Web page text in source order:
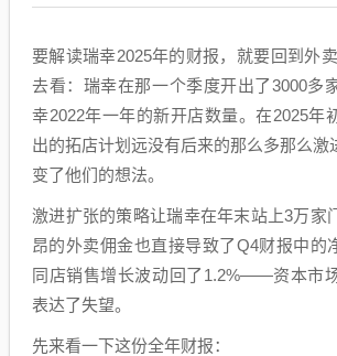
要解读瑞幸2025年的财报，就要回到外
去看：瑞幸在那一个季度开出了3000多
幸2022年一年的新开店数量。在2025年
出的拓店计划远没有后来的那么多那么激
变了他们的想法。
激进扩张的策略让瑞幸在年末站上3万家
昂的外卖佣金也直接导致了Q4财报中的
同店销售增长波动回了1.2%——资本市
表达了失望。
先来看一下这份全年财报：